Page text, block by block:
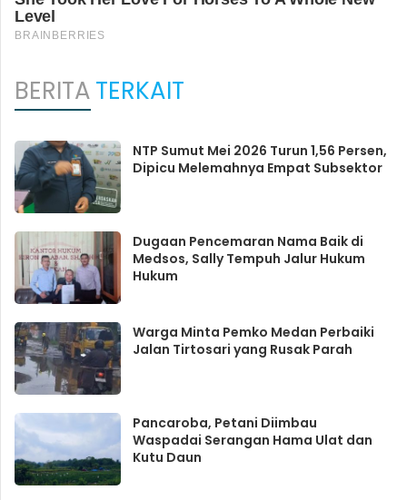
BERITATERKAIT
NTP Sumut Mei 2026 Turun 1,56 Persen,
Dipicu Melemahnya Empat Subsektor
Dugaan Pencemaran Nama Baik di
Medsos, Sally Tempuh Jalur Hukum
Hukum
Warga Minta Pemko Medan Perbaiki
Jalan Tirtosari yang Rusak Parah
Pancaroba, Petani Diimbau
Waspadai Serangan Hama Ulat dan
Kutu Daun